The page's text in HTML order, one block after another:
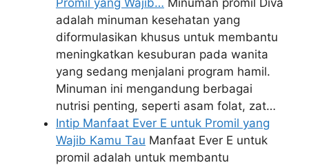
Promil yang Wajib… Minuman promil Diva
adalah minuman kesehatan yang
diformulasikan khusus untuk membantu
meningkatkan kesuburan pada wanita
yang sedang menjalani program hamil.
Minuman ini mengandung berbagai
nutrisi penting, seperti asam folat, zat…
Intip Manfaat Ever E untuk Promil yang
Wajib Kamu Tau Manfaat Ever E untuk
promil adalah untuk membantu